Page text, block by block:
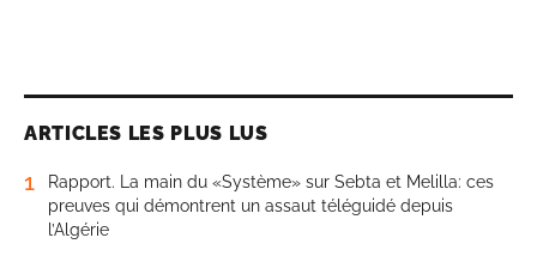
ARTICLES LES PLUS LUS
1
Rapport. La main du «Système» sur Sebta et Melilla: ces
preuves qui démontrent un assaut téléguidé depuis
l’Algérie